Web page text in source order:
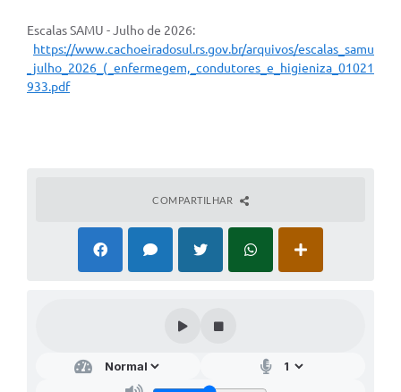
Escalas SAMU - Julho de 2026:
https://www.cachoeiradosul.rs.gov.br/arquivos/escalas_samu
_julho_2026_(_enfermegem,_condutores_e_higieniza_01021
933.pdf
COMPARTILHAR